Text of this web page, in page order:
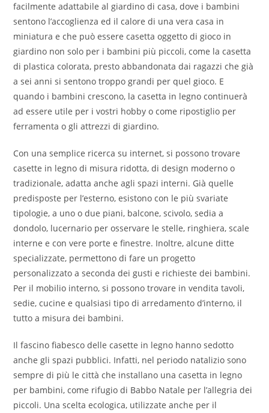
facilmente adattabile al giardino di casa, dove i bambini
sentono l’accoglienza ed il calore di una vera casa in
miniatura e che può essere casetta oggetto di gioco in
giardino non solo per i bambini più piccoli, come la casetta
di plastica colorata, presto abbandonata dai ragazzi che già
a sei anni si sentono troppo grandi per quel gioco. E
quando i bambini crescono, la casetta in legno continuerà
ad essere utile per i vostri hobby o come ripostiglio per
ferramenta o gli attrezzi di giardino.
Con una semplice ricerca su internet, si possono trovare
casette in legno di misura ridotta, di design moderno o
tradizionale, adatta anche agli spazi interni. Già quelle
predisposte per l’esterno, esistono con le più svariate
tipologie, a uno o due piani, balcone, scivolo, sedia a
dondolo, lucernario per osservare le stelle, ringhiera, scale
interne e con vere porte e finestre. Inoltre, alcune ditte
specializzate, permettono di fare un progetto
personalizzato a seconda dei gusti e richieste dei bambini.
Per il mobilio interno, si possono trovare in vendita tavoli,
sedie, cucine e qualsiasi tipo di arredamento d’interno, il
tutto a misura dei bambini.
Il fascino fiabesco delle casette in legno hanno sedotto
anche gli spazi pubblici. Infatti, nel periodo natalizio sono
sempre di più le città che installano una casetta in legno
per bambini, come rifugio di Babbo Natale per l’allegria dei
piccoli. Una scelta ecologica, utilizzate anche per il